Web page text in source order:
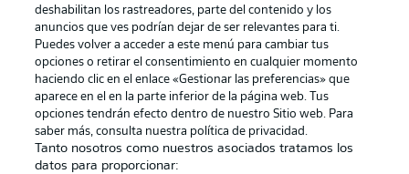
Gestionar las preferencias Declaracion de privacidad
Canales Trabajos
Jugadores Condiciones de uso
Sello Editorial Contacto
deshabilitan los rastreadores, parte del contenido y los
anuncios que ves podrían dejar de ser relevantes para ti.
Puedes volver a acceder a este menú para cambiar tus
opciones o retirar el consentimiento en cualquier momento
haciendo clic en el enlace «Gestionar las preferencias» que
aparece en el en la parte inferior de la página web. Tus
opciones tendrán efecto dentro de nuestro Sitio web. Para
saber más, consulta nuestra política de privacidad.
Tanto nosotros como nuestros asociados tratamos los
datos para proporcionar: